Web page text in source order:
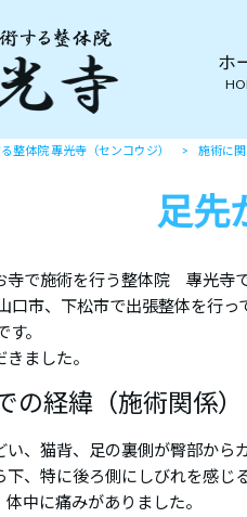
ホ
整体院 專光寺（センコウジ） > 施術に
足先
で施術を行う整体院 專光寺で
口市、下松市で出張整体を行っ
。
ました。
の経緯（施術関係）
い、猫背、足の裏側が臀部から
下、特に後ろ側にしびれを感じる
体中に痛みがありました。